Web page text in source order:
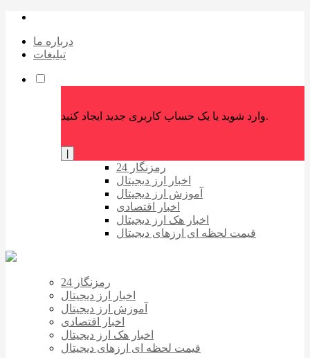
درباره ما
تبلیغات
وارد شوید یا یک حساب کاربری جدید ایجاد کنید.
رمزنگار 24
اخبار ارز دیجیتال
آموزش ارز دیجیتال
اخبار اقتصادی
اخبار هک ارز دیجیتال
قیمت لحظه ای ارزهای دیجیتال
رمزنگار 24
اخبار ارز دیجیتال
آموزش ارز دیجیتال
اخبار اقتصادی
اخبار هک ارز دیجیتال
قیمت لحظه ای ارزهای دیجیتال